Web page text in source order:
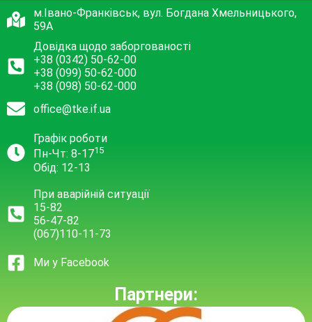
м.Івано-Франківськ, вул. Богдана Хмельницького,
59А
Довідка щодо заборгованості
+38 (0342) 50-62-00
+38 (099) 50-62-000
+38 (098) 50-62-000
office@tke.if.ua
Графік роботи
Пн-Чт: 8-1715
Обід: 12-13
При аварійній ситуації
15-82
56-47-82
(067)110-11-73
Ми у Facebook
Партнери: